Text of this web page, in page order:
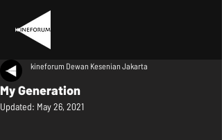
My Generation
kineforum Dewan Kesenian Jakarta
Updated: May 26, 2021